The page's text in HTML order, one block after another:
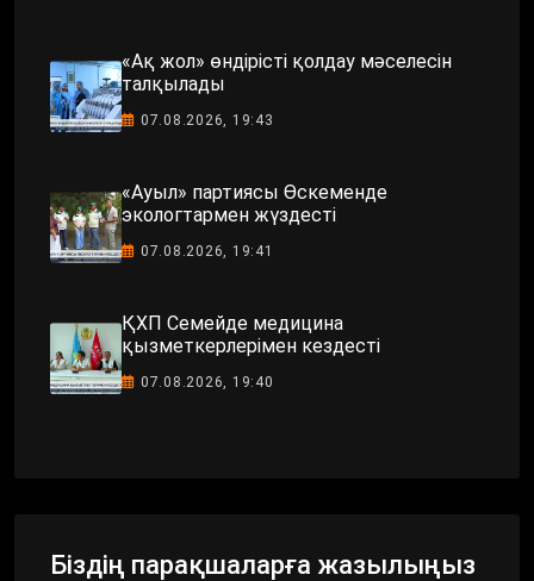
«Ақ жол» өндірісті қолдау мәселесін
талқылады
07.08.2026, 19:43
«Ауыл» партиясы Өскеменде
экологтармен жүздесті
07.08.2026, 19:41
ҚХП Семейде медицина
қызметкерлерімен кездесті
07.08.2026, 19:40
Біздің парақшаларға жазылыңыз